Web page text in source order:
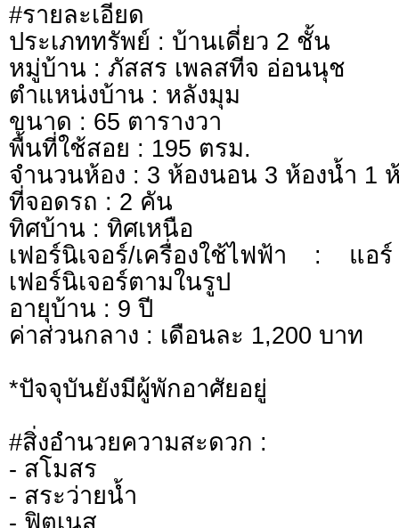
#รายละเอียด
ประเภททรัพย์ : บ้านเดี่ยว 2 ชั้น
หมู่บ้าน : ภัสสร เพลสทีจ อ่อนนุช
ตำแหน่งบ้าน : หลังมุม
ขนาด : 65 ตารางวา
พื้นที่ใช้สอย : 195 ตรม.
จำนวนห้อง : 3 ห้องนอน 3 ห้องน้ำ 1
ที่จอดรถ : 2 คัน
ทิศบ้าน : ทิศเหนือ
เฟอร์นิเจอร์/เครื่องใช้ไฟฟ้า :
เฟอร์นิเจอร์ตามในรูป
อายุบ้าน : 9 ปี
ค่าส่วนกลาง : เดือนละ 1,200 บาท
*ปัจจุบันยังมีผู้พักอาศัยอยู่
#สิ่งอำนวยความสะดวก :
- สโมสร
- สระว่ายน้ำ
- ฟิตเนส